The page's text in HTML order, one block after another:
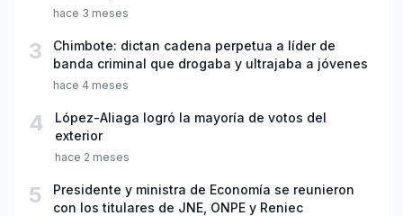
hace 3 meses
3
Chimbote: dictan cadena perpetua a líder de
banda criminal que drogaba y ultrajaba a jóvenes
hace 4 meses
4
López-Aliaga logró la mayoría de votos del
exterior
hace 2 meses
5
Presidente y ministra de Economía se reunieron
con los titulares de JNE, ONPE y Reniec